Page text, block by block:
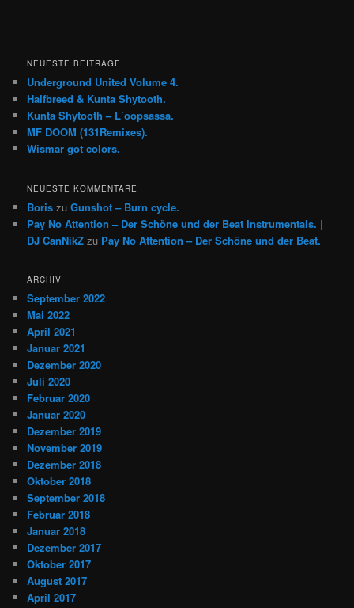
NEUESTE BEITRÄGE
Underground United Volume 4.
Halfbreed & Kunta Shytooth.
Kunta Shytooth – L​`​oopsassa.
MF DOOM (131Remixes).
Wismar got colors.
NEUESTE KOMMENTARE
Boris zuGunshot – Burn cycle.
Pay No Attention – Der Schöne und der Beat Instrumentals. |
DJ CanNikZ zu Pay No Attention – Der Schöne und der Beat.
ARCHIV
September 2022
Mai 2022
April 2021
Januar 2021
Dezember 2020
Juli 2020
Februar 2020
Januar 2020
Dezember 2019
November 2019
Dezember 2018
Oktober 2018
September 2018
Februar 2018
Januar 2018
Dezember 2017
Oktober 2017
August 2017
April 2017